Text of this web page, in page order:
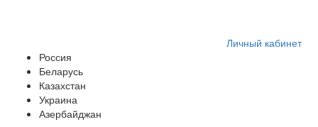
Личный кабинет
Россия
Беларусь
Казахстан
Украина
Азербайджан